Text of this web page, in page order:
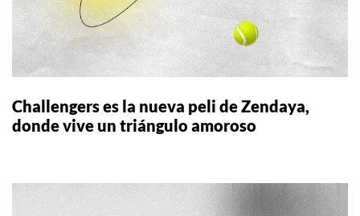
Challengers es la nueva peli de Zendaya,
donde vive un triángulo amoroso